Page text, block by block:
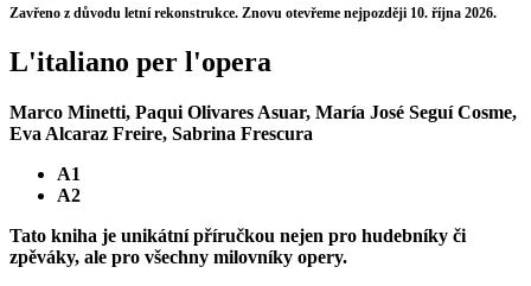
Zavřeno z důvodu letní rekonstrukce. Znovu otevřeme nejpozději 10. října 2026.
L'italiano per l'opera
Marco Minetti, Paqui Olivares Asuar, María José Seguí Cosme,
Eva Alcaraz Freire, Sabrina Frescura
A1
A2
Tato kniha je unikátní příručkou nejen pro hudebníky či
zpěváky, ale pro všechny milovníky opery.